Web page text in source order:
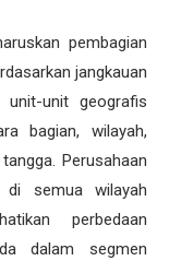
pembagian
jangkauan
unit-unit geografis
bagian, wilayah,
Perusahaan
di semua wilayah
perbedaan
dalam segmen